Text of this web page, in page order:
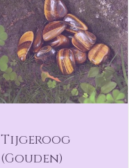
Tijgeroog
(Gouden)